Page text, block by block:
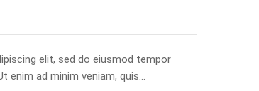
elit, sed do eiusmod tempor
enim ad minim veniam, quis…